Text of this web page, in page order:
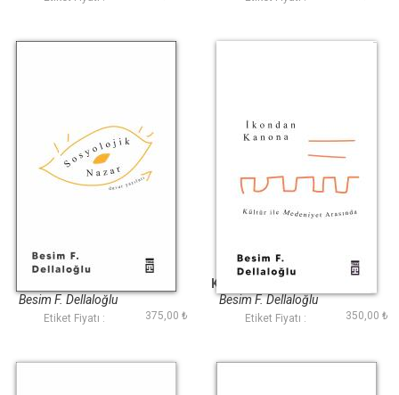
Sosyolojik Nazar
Besim F. Dellaloğlu
Etiket Fiyatı : 375,00 ₺
İkondan Kanona:
Kültür İle Medeniyet
Arasında
Besim F. Dellaloğlu
Etiket Fiyatı : 350,00 ₺